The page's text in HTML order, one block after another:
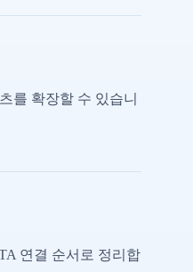
를 확장할 수 있습니
연결 순서로 정리합